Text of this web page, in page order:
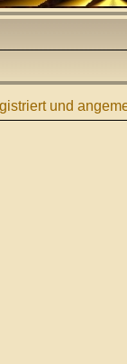
und